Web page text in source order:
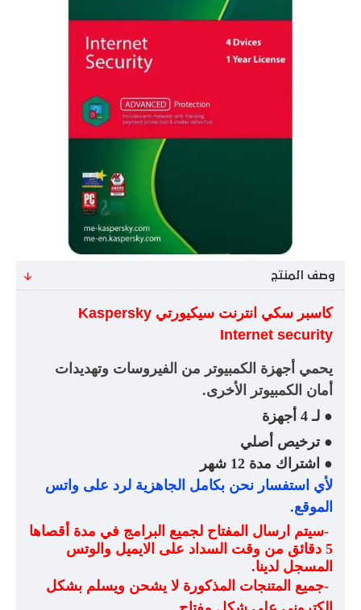
وصف المنتج
كاسبر سكي انترنت سيكيورتي Kaspersky
Internet security
يحمي أجهزة الكمبيوتر من الفيروسات وتهديدات
أمان الكمبيوتر الأخرى.
● لـ 4 أجهزة
● ترخيص أصلي
●
اشتراك مدة 12 شهر
لأي استفسار نحن بكامل الجاهزية لرد على واتس
الموقع.
-سيتم ارسال المفتاح لجميع البرامج في مدة أقصاها
5 دقائق من وقت السداد على الايميل والوتس
المسجل لدينا.
-جميع المتنجات المذكورة لا يشحن ويسلم بشكل